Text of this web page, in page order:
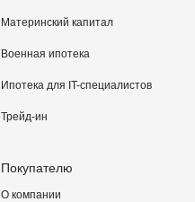
Материнский капитал
Военная ипотека
Ипотека для IT-специалистов
Трейд-ин
Покупателю
О компании